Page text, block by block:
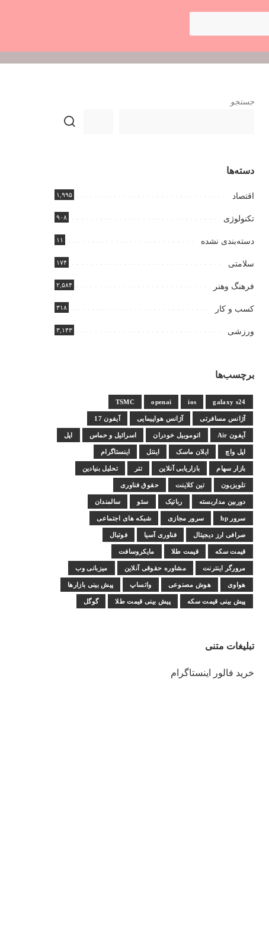
جستجو
دسته‌ها
اقتصاد ۱,۹۹۵
تکنولوژی ۹۰۸
دسته‌بندی نشده ۱۱
سلامتی ۱۷۴
فرهنگ وهنر ۲,۵۸۴
کسب و کار ۳۱۸
ورزشی ۳,۱۴۳
برچسب‌ها
galaxy s24
ios
openai
TSMC
آژانس مسافرتی آژانس هواپیمایی آیفون 17
آیفون Air اتوموبیل خودران اسرائیل و حماس اپل
اپل واچ ایلان ماسک اینتل اینستاگرام
بازار سهام بازاریابی آنلاین تتر تحلیل بنیادین
تلویزیون تین کلاینت حقوق فناوری
دوربین مداربسته رباتیک سئو سالمندان
سرور hp سرور مجازی شبکه های اجتماعی
صرافی ارز دیجیتال فناوری آسیا فوتبال
قیمت سکه قیمت طلا مایکروسافت
مرورگر اینترنت مشاوره حقوقی آنلاین میزبانی وب
هواوی هوش مصنوعی واتساپ پیش بینی بازارها
پیش بینی قیمت سکه پیش بینی قیمت طلا گوگل
تبلیغات متنی
خرید فالور اینستاگرام